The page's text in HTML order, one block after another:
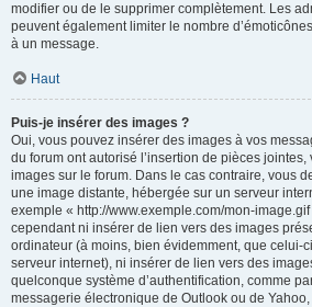
modifier ou de le supprimer complètement. Les
peuvent également limiter le nombre
à un message.
Haut
Puis-je insérer des images ?
Oui, vous pouvez insérer des images à vos
du forum ont autorisé l’insertion de pièces
images sur le forum. Dans le cas contraire, vous
une image distante, hébergée sur un serveur
exemple « http://www.exemple.com/mon-
cependant ni insérer de lien vers des images
ordinateur (à moins, bien évidemment, que celui-
serveur internet), ni insérer de lien vers des
quelconque système d’authentification, comme
messagerie électronique de Outlook ou de